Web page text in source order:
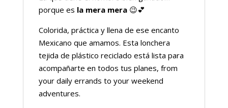
porque es la mera mera😉💕
Colorida, práctica y llena de ese encanto
Mexicano que amamos. Esta lonchera
tejida de plástico reciclado está lista para
acompañarte en todos tus planes, from
your daily errands to your weekend
adventures.